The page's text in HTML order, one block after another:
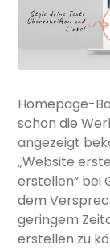
Homepage-
schon die
angezeigt
„Website
erstellen“ bei
dem
geringem
erstellen zu